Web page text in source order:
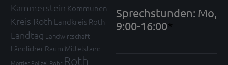
Kammerstein Kommunen
Kreis Roth Landkreis Roth
Landtag Landwirtschaft
Ländlicher Raum Mittelstand
Mortler Polizei Rohr Roth
Sprechstunden: Mo,
9:00-16:00*